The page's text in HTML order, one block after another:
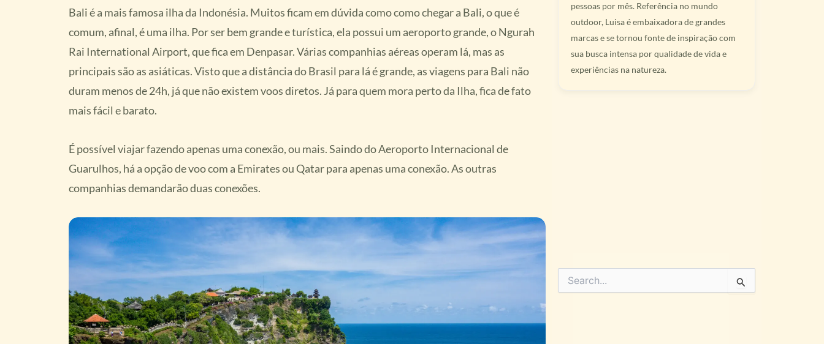
Bali é a mais famosa ilha da Indonésia. Muitos ficam em dúvida como como chegar a Bali, o que é
comum, afinal, é uma ilha. Por ser bem grande e turística, ela possui um aeroporto grande, o Ngurah
Rai International Airport, que fica em Denpasar. Várias companhias aéreas operam lá, mas as
principais são as asiáticas. Visto que a distância do Brasil para lá é grande, as viagens para Bali não
duram menos de 24h, já que não existem voos diretos. Já para quem mora perto da Ilha, fica de fato
mais fácil e barato.
É possível viajar fazendo apenas uma conexão, ou mais. Saindo do Aeroporto Internacional de
Guarulhos, há a opção de voo com a Emirates ou Qatar para apenas uma conexão. As outras
companhias demandarão duas conexões.
pessoas por mês. Referência no mundo
outdoor, Luisa é embaixadora de grandes
marcas e se tornou fonte de inspiração com
sua busca intensa por qualidade de vida e
experiências na natureza.
Pesquisar
por: